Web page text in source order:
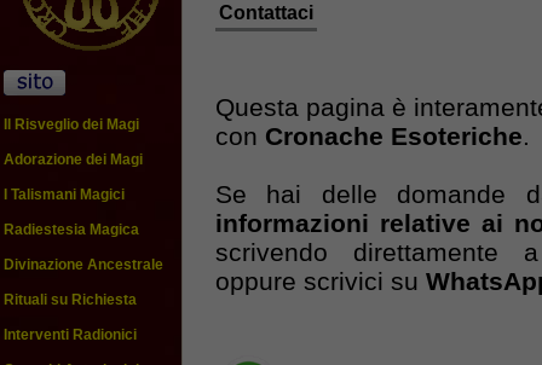
Il Risveglio dei Magi
Adorazione dei Magi
I Talismani Magici
Radiestesia Magica
Divinazione Ancestrale
Rituali su Richiesta
Interventi Radionici
Contattaci
Questa pagina è
con Cronache Esoteriche.
Se hai delle domande
informazioni relative ai
scrivendo direttamente
oppure scrivici su